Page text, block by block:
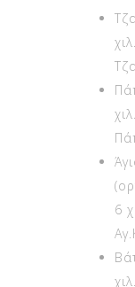
6